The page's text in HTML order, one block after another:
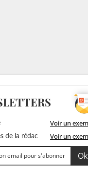
Voir un
de la rédac Voir un